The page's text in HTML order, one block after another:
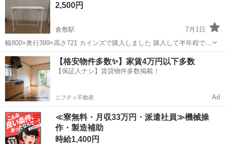
ーに分解してお渡しします。...
2,500円
倉敷駅
7月1日
幅800×奥行399×高さ721 カインズで購入しました 購入して半年程で
す、 あまり、使用していないので綺麗だと思います。
岡山 倉敷市 倉敷駅 テーブル
【格安物件多数✨】家賃4万円以下多数
【保証人ナシ】賃貸物件多数掲載！
ニフティ不動産 Ad
≪寮無料・月収33万円・派遣社員≫機械操
作・製造補助
時給1,400円